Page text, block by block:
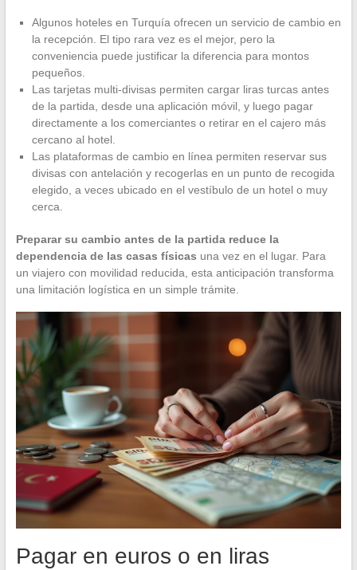
Algunos hoteles en Turquía ofrecen un servicio de cambio en
la recepción. El tipo rara vez es el mejor, pero la
conveniencia puede justificar la diferencia para montos
pequeños.
Las tarjetas multi-divisas permiten cargar liras turcas antes
de la partida, desde una aplicación móvil, y luego pagar
directamente a los comerciantes o retirar en el cajero más
cercano al hotel.
Las plataformas de cambio en línea permiten reservar sus
divisas con antelación y recogerlas en un punto de recogida
elegido, a veces ubicado en el vestíbulo de un hotel o muy
cerca.
Preparar su cambio antes de la partida reduce la
dependencia de las casas físicas una vez en el lugar. Para
un viajero con movilidad reducida, esta anticipación transforma
una limitación logística en un simple trámite.
Pagar en euros o en liras